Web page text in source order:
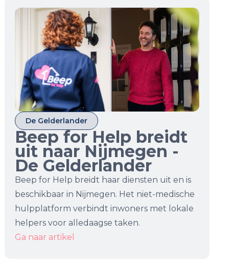
De Gelderlander
Beep for Help breidt
uit naar Nijmegen -
De Gelderlander
Beep for Help breidt haar diensten uit en is
beschikbaar in Nijmegen. Het niet-medische
hulpplatform verbindt inwoners met lokale
helpers voor alledaagse taken.
Ga naar artikel